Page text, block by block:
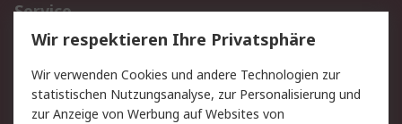
Service
Value Added Services
Lieferlösungen
Rücksendungen
Kontakt
Hilfe
Wir respektieren Ihre Privatsphäre
Wir verwenden Cookies und andere Technologien zur
statistischen Nutzungsanalyse, zur Personalisierung und
zur Anzeige von Werbung auf Websites von